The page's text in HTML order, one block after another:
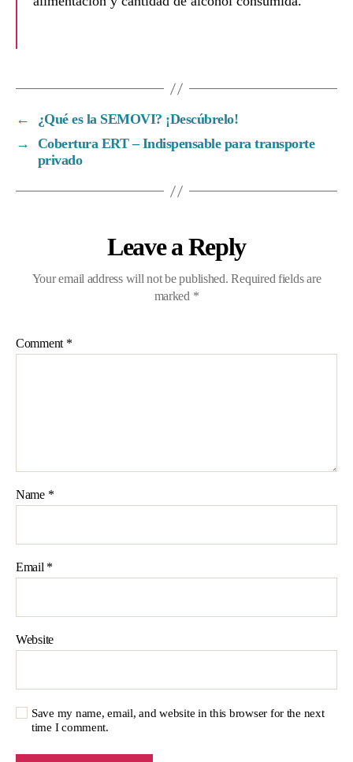
←
¿Qué es la SEMOVI? ¡Descúbrelo!
→
Cobertura ERT – Indispensable para transporte
privado
Leave a Reply
Your email address will not be published. Required fields are
marked *
Comment *
Name *
Email *
Website
Save my name, email, and website in this browser for the next
time I comment.